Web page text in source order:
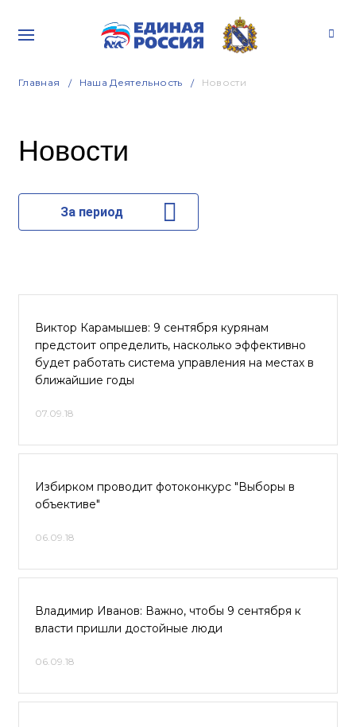
Главная Наша Деятельность Новости
Новости
За период
Виктор Карамышев: 9 сентября курянам
предстоит определить, насколько эффективно
будет работать система управления на местах в
ближайшие годы
07.09.18
Избирком проводит фотоконкурс "Выборы в
объективе"
06.09.18
Владимир Иванов: Важно, чтобы 9 сентября к
власти пришли достойные люди
06.09.18